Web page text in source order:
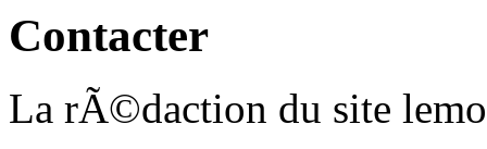
Contacter
La rÃ©daction du site